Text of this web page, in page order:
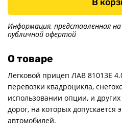
В
Информация, представленная
публичной офертой
О товаре
Легковой прицеп ЛАВ 81013Е
перевозки квадроцикла,
использовании опции, и
дорог, на которых допускается
автомобилей.